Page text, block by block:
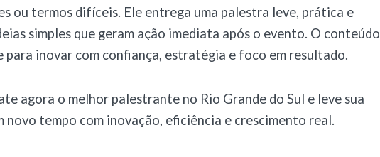
ou termos difíceis. Ele entrega uma palestra leve, prática e
simples que geram ação imediata após o evento. O conteúdo
para inovar com confiança, estratégia e foco em resultado.
agora o melhor palestrante no Rio Grande do Sul e leve sua
novo tempo com inovação, eficiência e crescimento real.